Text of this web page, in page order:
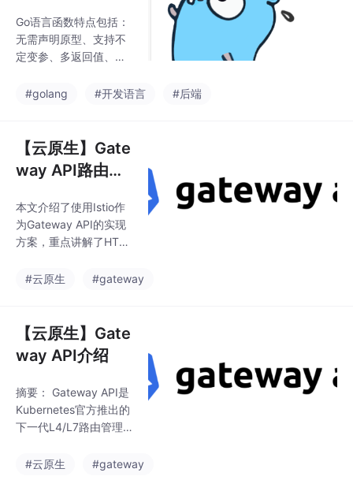
符：&、|、^、<<、>
>，对整数的二进制位
进行操作 每种运算符都
Go语言函数特点包括：
无需声明原型、支持不
定变参、多返回值、匿
作为类型赋值给变量，
基本函数定义格式、匿
名函数、自执行函数
（只执行一次）、闭包
数）以及延迟调用（def
er）机制。通过示例代
码展示了各种函数的使
递、返回值处理、函数
#golang #开发语言 #后端
【云原生】Gate
way API路由、
等关键操作
本文介绍了使用Istio作
为Gateway API的实现
方案，重点讲解了HTT
内容包括： 部署Istio服
nvoy方案以支持更丰富
的功能 创建Gateway资
源定义入口网关，配置
Route资源实现基于主
机名、请求头和路径的
流量路由 示例演示了将
路由到对应后端服务的
#云原生 #gateway
【云原生】Gate
way API介绍
摘要： Gateway API是
Kubernetes官方推出的
下一代L4/L7路由管理
ress）和东西向（Servi
#云原生 #gateway